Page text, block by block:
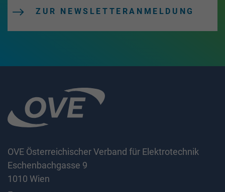
ZUR NEWSLETTERANMELDUNG
OVE Österreichischer Verband für Elektrotechnik
Eschenbachgasse 9
1010 Wien